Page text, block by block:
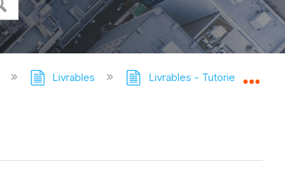
Livrables Livrables - Tutoriels